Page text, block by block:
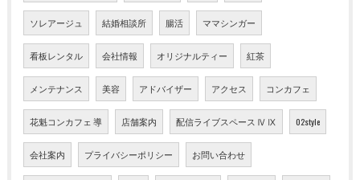
ソレアージュ 結婚相談所 腸活 ママシンガー
看板レンタル 会社情報 オリジナルティー 紅茶
メンテナンス 美容 アドバイザー アクセス コンカフェ
花魁コンカフェ 導 店舗案内 配信ライブスペース Ⅳ Ⅸ 02style
会社案内 プライバシーポリシー お問い合わせ